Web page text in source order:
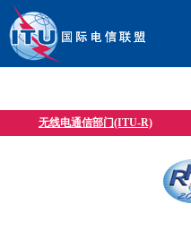
无线电通信部门(ITU-R)